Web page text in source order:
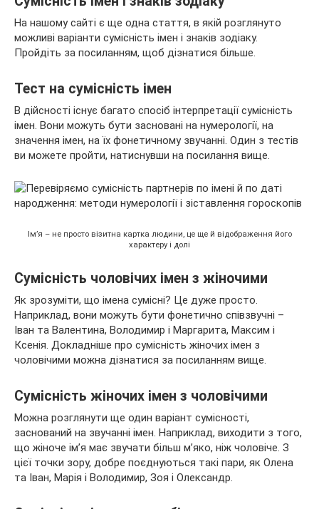
На нашому сайті є ще одна стаття, в якій розглянуто
можливі варіанти сумісність імен і знаків зодіаку.
Пройдіть за посиланням, щоб дізнатися більше.
Тест на сумісність імен
В дійсності існує багато спосіб інтерпретації сумісність
імен. Вони можуть бути засновані на нумерології, на
значення імен, на їх фонетичному звучанні. Один з тестів
ви можете пройти, натиснувши на посилання вище.
Ім’я – не просто візитна картка людини, це ще й відображення його
характеру і долі
Сумісність чоловічих імен з жіночими
Як зрозуміти, що імена сумісні? Це дуже просто.
Наприклад, вони можуть бути фонетично співзвучні –
Іван та Валентина, Володимир і Маргарита, Максим і
Ксенія. Докладніше про сумісність жіночих імен з
чоловічими можна дізнатися за посиланням вище.
Сумісність жіночих імен з чоловічими
Можна розглянути ще один варіант сумісності,
заснований на звучанні імен. Наприклад, виходити з того,
що жіноче ім’я має звучати більш м’яко, ніж чоловіче. З
цієї точки зору, добре поєднуються такі пари, як Олена
та Іван, Марія і Володимир, Зоя і Олександр.